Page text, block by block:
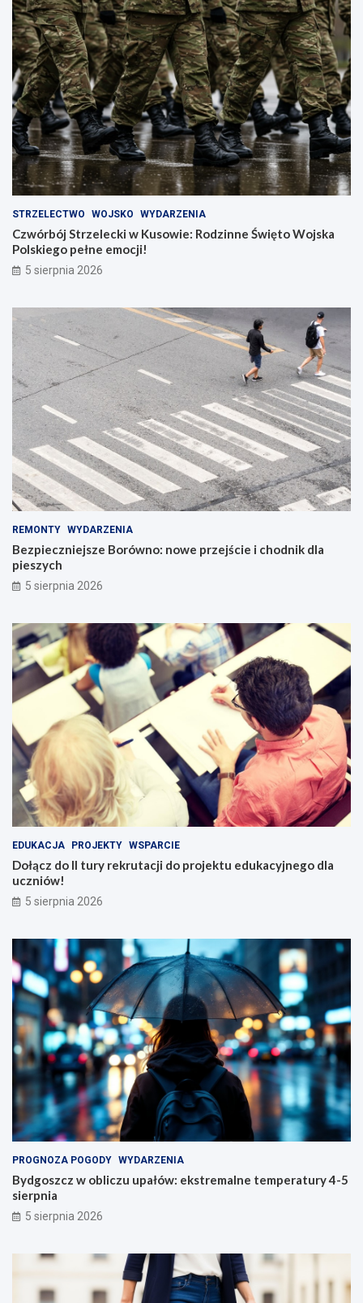
STRZELECTWO WOJSKO WYDARZENIA
Czwórbój Strzelecki w Kusowie: Rodzinne Święto Wojska
Polskiego pełne emocji!
5 sierpnia 2026
REMONTY WYDARZENIA
Bezpieczniejsze Borówno: nowe przejście i chodnik dla
pieszych
5 sierpnia 2026
EDUKACJA PROJEKTY WSPARCIE
Dołącz do II tury rekrutacji do projektu edukacyjnego dla
uczniów!
5 sierpnia 2026
PROGNOZA POGODY WYDARZENIA
Bydgoszcz w obliczu upałów: ekstremalne temperatury 4-5
sierpnia
5 sierpnia 2026